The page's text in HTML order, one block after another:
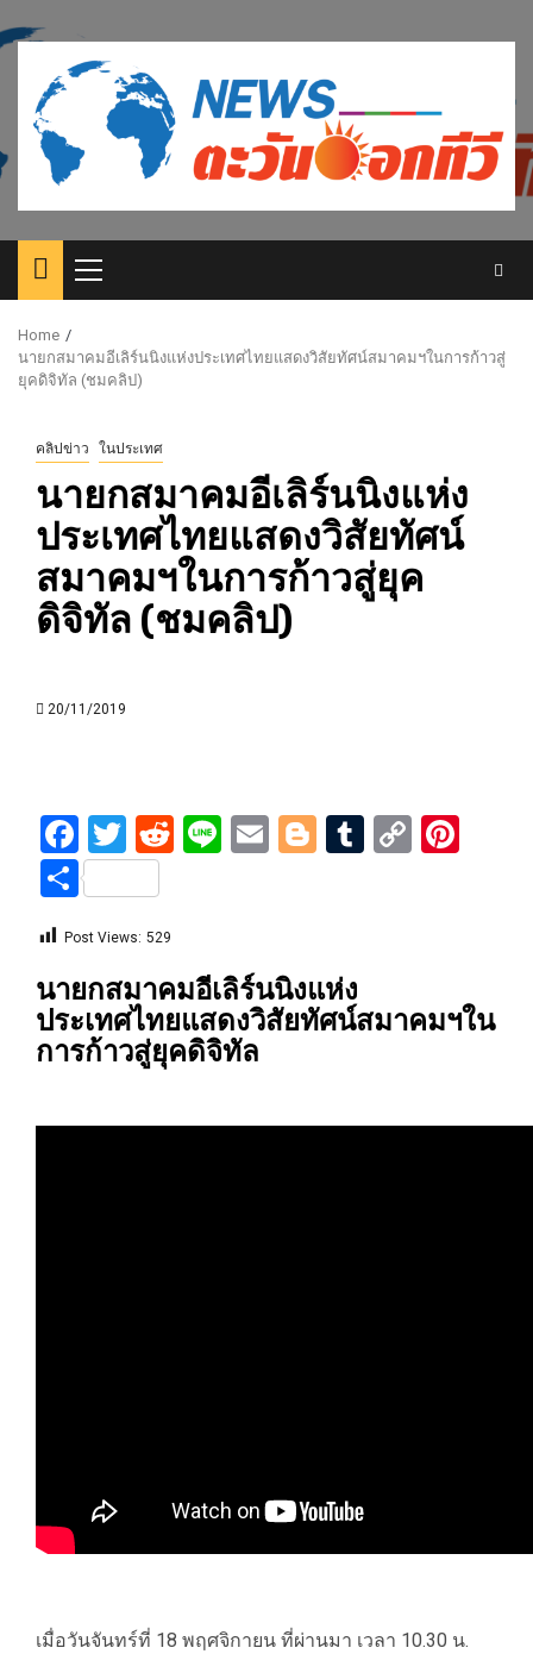
to
content
Primary
Menu
Home
นายกสมาคมอีเลิร์นนิงแห่งประเทศไทยแสดงวิสัยทัศน์สมาคมฯในการก้าวสู่
ยุคดิจิทัล (ชมคลิป)
คลิปข่าว ในประเทศ
นายกสมาคมอีเลิร์นนิงแห่ง
ประเทศไทยแสดงวิสัยทัศน์
สมาคมฯในการก้าวสู่ยุค
ดิจิทัล (ชมคลิป)
20/11/2019
Facebook
Twitter
Reddit
LineEmailBlogger
Tumblr
Copy
Share
Post Views: 529
นายกสมาคมอีเลิร์นนิงแห่ง
ประเทศไทยแสดงวิสัยทัศน์สมาคมฯใน
การก้าวสู่ยุคดิจิทัล
เมื่อวันจันทร์ที่ 18 พฤศจิกายน ที่ผ่านมา เวลา 10.30 น.